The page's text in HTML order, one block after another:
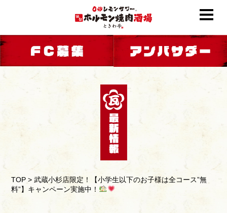
TOP >武蔵小杉店限定！【小学生以下のお子様は全コース”無
料”】キャンペーン実施中！